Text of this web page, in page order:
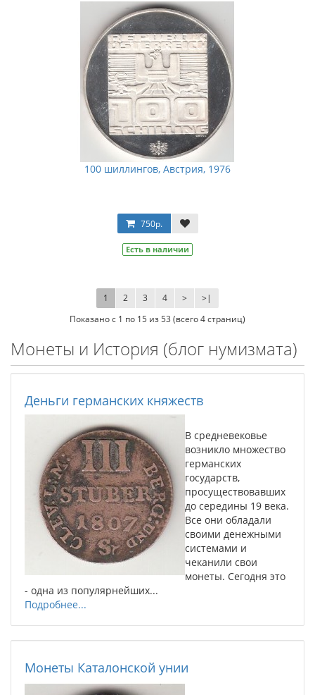
100 шиллингов, Австрия, 1976
750р.
Есть в наличии
1 2 3 4 > >|
Показано с 1 по 15 из 53 (всего 4 страниц)
Монеты и История (блог нумизмата)
Деньги германских княжеств
В средневековье
возникло множество
германских
государств,
просуществовавших
до середины 19 века.
Все они обладали
своими денежными
системами и
чеканили свои
монеты. Сегодня это
- одна из популярнейших...
Подробнее...
Монеты Каталонской унии